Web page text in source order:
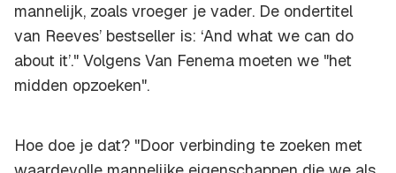
mannelijk, zoals vroeger je vader. De ondertitel
van Reeves’ bestseller is: ‘And what we can do
about it’." Volgens Van Fenema moeten we "het
midden opzoeken".
Hoe doe je dat? "Door verbinding te zoeken met